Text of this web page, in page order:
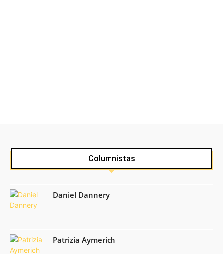
Columnistas
Daniel Dannery
Patrizia Aymerich